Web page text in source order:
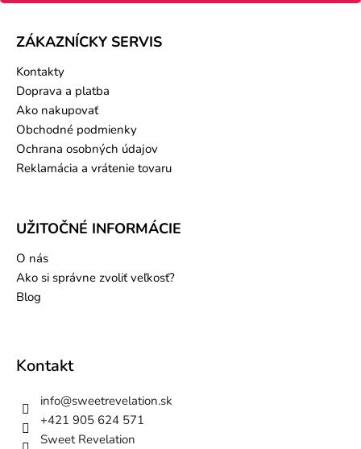
ZÁKAZNÍCKY SERVIS
Kontakty
Doprava a platba
Ako nakupovať
Obchodné podmienky
Ochrana osobných údajov
Reklamácia a vrátenie tovaru
UŽITOČNÉ INFORMÁCIE
O nás
Ako si správne zvoliť veľkosť?
Blog
Kontakt
info@sweetrevelation.sk
+421 905 624 571
Sweet Revelation